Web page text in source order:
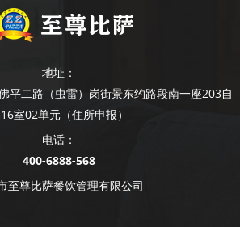
地址：
平二路（虫雷）岗街景东约路段南一座203自
室02单元（住所申报）
电话：
400-6888-568
至尊比萨餐饮管理有限公司